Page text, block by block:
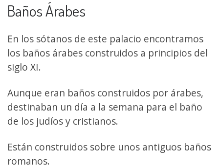
Baños Árabes
En los sótanos de este palacio encontramos
los baños árabes construidos a principios del
siglo XI.
Aunque eran baños construidos por árabes,
destinaban un día a la semana para el baño
de los judíos y cristianos.
Están construidos sobre unos antiguos baños
romanos.